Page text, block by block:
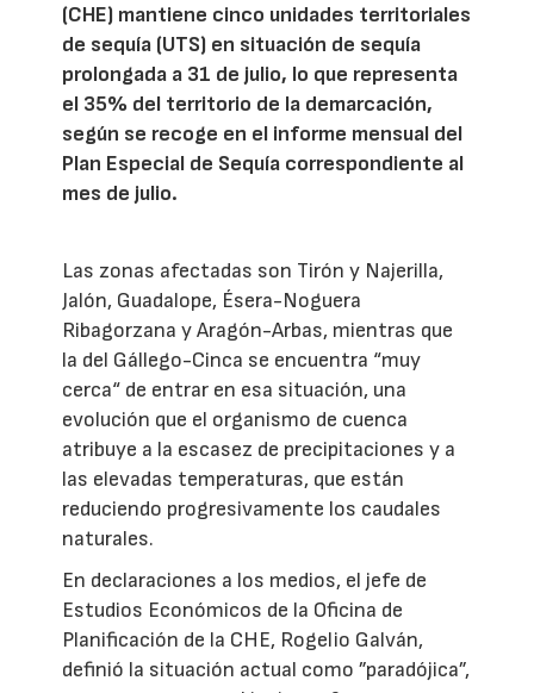
(CHE) mantiene cinco unidades territoriales
de sequía (UTS) en situación de sequía
prolongada a 31 de julio, lo que representa
el 35% del territorio de la demarcación,
según se recoge en el informe mensual del
Plan Especial de Sequía correspondiente al
mes de julio.
Las zonas afectadas son Tirón y Najerilla,
Jalón, Guadalope, Ésera-Noguera
Ribagorzana y Aragón-Arbas, mientras que
la del Gállego-Cinca se encuentra “muy
cerca“ de entrar en esa situación, una
evolución que el organismo de cuenca
atribuye a la escasez de precipitaciones y a
las elevadas temperaturas, que están
reduciendo progresivamente los caudales
naturales.
En declaraciones a los medios, el jefe de
Estudios Económicos de la Oficina de
Planificación de la CHE, Rogelio Galván,
definió la situación actual como ”paradójica”,